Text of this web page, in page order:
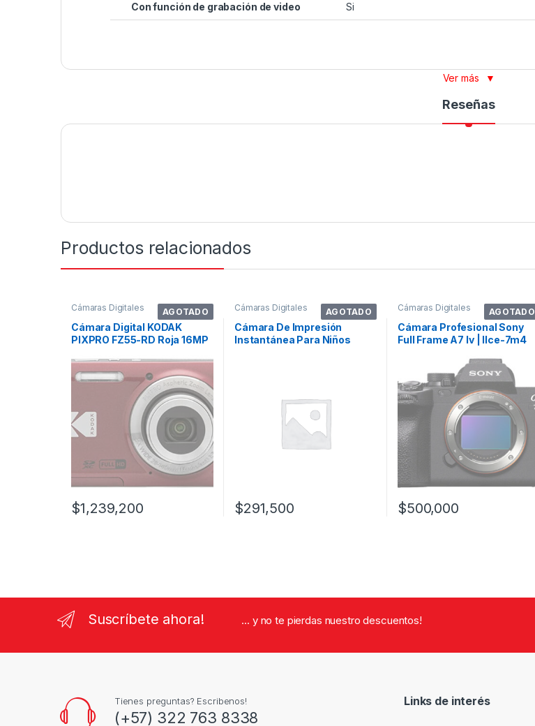
Con función de grabación de video Si
Ver más ▼
Reseñas
Productos relacionados
AGOTADO
Cámaras Digitales
Cámara Digital KODAK
PIXPRO FZ55-RD Roja 16MP
$1,239,200
AGOTADO
Cámaras Digitales
Cámara De Impresión
Instantánea Para Niños
$291,500
AGOTADO
Cámaras Digitales
Cámara Profesional Sony
Full Frame A7 Iv | Ilce-7m4
$500,000
Suscríbete ahora! ... y no te pierdas nuestro descuentos!
Tienes preguntas? Escribenos!
(+57) 322 763 8338
Links de interés